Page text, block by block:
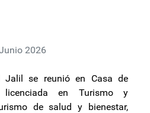
2026
Jalil se reunió en Casa de
en Turismo y
de salud y bienestar,